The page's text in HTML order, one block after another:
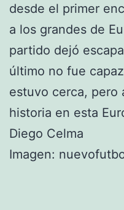
desde el primer
a los grandes de
partido dejó
último no fue
estuvo cerca, pero
historia en esta
Diego Celma
Imagen: